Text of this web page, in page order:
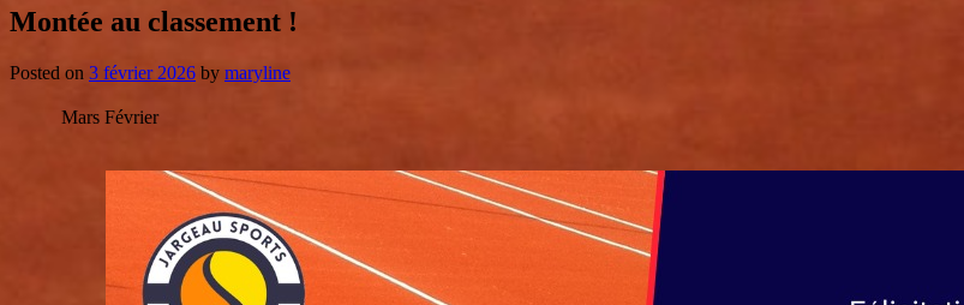
Montée au classement !
Posted on 3 février 2026 by maryline
Mars Février